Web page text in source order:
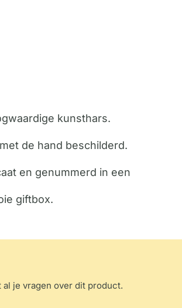
kunsthars.
de hand beschilderd.
en genummerd in een
giftbox.
je vragen over dit product.